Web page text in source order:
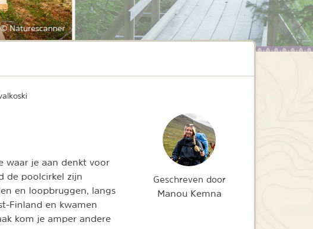
© Naturescanner
waar je aan denkt voor
de poolcirkel zijn
en loopbruggen, langs
Finland en kwamen
kom je amper andere
Geschreven door
Manou Kemna